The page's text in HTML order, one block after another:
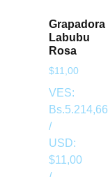
Grapadora
Labubu
Rosa
$11,00
VES:
Bs.5.214,66
/
USD:
$11,00